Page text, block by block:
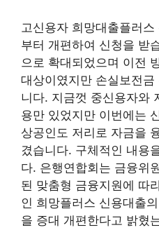
고신용자 희망대출플러
부터 개편하여 신청을 받
으로 확대되었으며 이전
대상이였지만 손실보전
니다. 지금껏 중신용자와
용만 있었지만 이번에는
상공인도 저리로 자금을
겼습니다. 구체적인 내용
다. 은행연합회는 금융위
된 맞춤형 금융지원에 따
인 희망플러스 신용대출
을 증대 개편한다고 밝혔